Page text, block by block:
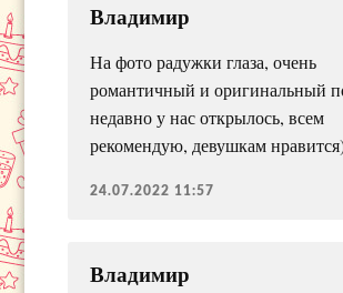
Владимир
На фото радужки глаза, очень
романтичный и оригинальный
недавно у нас открылось, всем
рекомендую, девушкам
24.07.2022 11:57
Владимир